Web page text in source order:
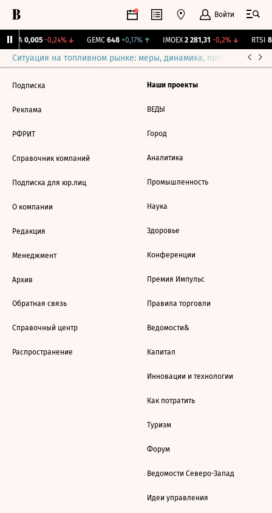
Войти
0,005 -0,24%↓ GEMC 648 +0,17%↑ IMOEX 2 281,31 -0,2%↓ RTSI
Ситуация на топливном рынке: меры, динамика, прогнозы
Подписка
Реклама
РФРИТ
Справочник компаний
Подписка для юр.лиц
О компании
Редакция
Менеджмент
Архив
Обратная связь
Справочный центр
Распространение
Наши проекты
ВЕДЫ
Город
Аналитика
Промышленность
Наука
Здоровье
Конференции
Премия Импульс
Правила торговли
Ведомости&
Капитал
Инновации и технологии
Как потратить
Туризм
Форум
Ведомости Северо-Запад
Идеи управления